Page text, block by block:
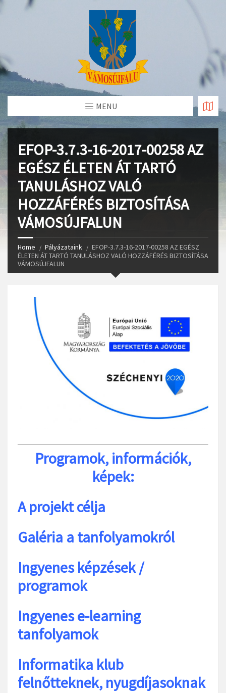
Skip
MENU
EFOP-3.7.3-16-2017-00258 AZ
EGÉSZ ÉLETEN ÁT TARTÓ
TANULÁSHOZ VALÓ
HOZZÁFÉRÉS BIZTOSÍTÁSA
VÁMOSÚJFALUN
Home Pályázataink
EFOP-3.7.3-16-2017-00258 AZ EGÉSZ
ÉLETEN ÁT TARTÓ TANULÁSHOZ VALÓ HOZZÁFÉRÉS BIZTOSÍTÁSA
VÁMOSÚJFALUN
Programok, információk,
képek:
A projekt célja
Galéria a tanfolyamokról
Ingyenes képzések /
programok
Ingyenes e-learning
tanfolyamok
Informatika klub
felnőtteknek, nyugdíjasoknak